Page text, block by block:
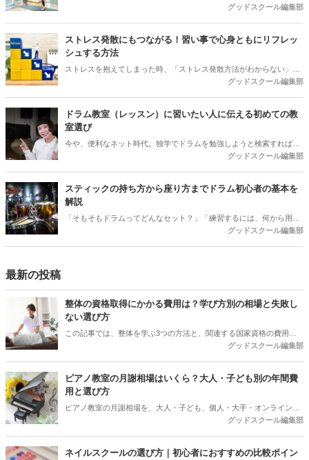
ようと思っている方も多いのではないでしょうか。理想的な身体作り
は食事制限だけではなく、スポーツを取り入れるのがおすすめ。この
記事では、スポーツダイエットの効果やポイントから、モチベーショ
ンを維持する方法、おすすめのスクールレッスンなどを紹介します。
グッドスクール編集部
ストレス発散にもつながる！習い事で心身ともにリフレッ
シュする方法
ストレスを抱えてしまった時、「ストレス発散方法がわからない」
「ストレス発散ができない」という人も多いのではないでしょうか。
今回はストレスを発散するための方法、とりわけストレス発散に効果
的な習い事とあわせ、自分に合った習い事の選び方や続けるためのア
プローチを紹介します。
グッドスクール編集部
ドラム教室（レッスン）に習いたい人に伝える初めての教
室選び
今や、便利なネット時代。独学でドラムを勉強しようと検索すれば、
ぷんかんぷん」「自分に合ったスティックの握り方が分からない」な
どと、独学では自分自身ではなかなか解決できない疑問がわんさか溢
れてくることが多いですよね。しかも、変な打ち方のクセがついてし
しょう！ ドラム教室は、ドラム初心者の強い味方になってくれます。
ここでは、ドラム初心者のための教室の選び方についてお伝えしま
す。
グッドスクール編集部
スティックの持ち方から座り方までドラム初心者の基本を
解説
「そもそもドラムってどんなセット？」「練習するには、何から用意
すれば良い？」など、ここではドラムの基本の「キ」から解説しま
す。 こちらを読めば、憧れのドラマ―へ一歩も二歩も近づきます。か
グッドスクール編集部
最新の投稿
整体の資格取得にかかる費用は？学び方別の相場と失敗し
ない選び方
この記事では、整体を学ぶ3つの方法と、関連する国家資格の費用を
整理。受講料以外にかかるお金や契約前に聞いておきたい質問、目的
から逆算する選び方までまとめました。
グッドスクール編集部
ピアノ教室の月謝相場はいくら？大人・子ども別の年間費
用と選び方
ピアノ教室の月謝相場を、大人・子ども、個人・大手・オンラインで
比較。30分換算の料金、入会金・施設費・発表会費を含む初年度総
額、振替や退会前に確認したい条件まで解説します。
グッドスクール編集部
ネイルスクールの選び方｜初心者におすすめの比較ポイン